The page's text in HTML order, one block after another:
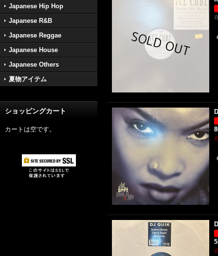
Japanese Hip Hop
Japanese R&B
Japanese Reggae
Japanese House
Japanese Others
夏物アイテム
ショッピングカート
カートは空です。